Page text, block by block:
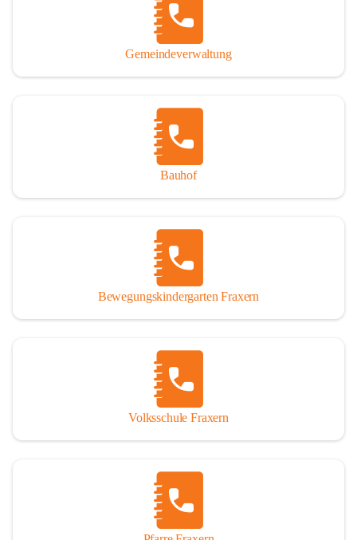
Gemeindeverwaltung
Bauhof
Bewegungskindergarten Fraxern
Volksschule Fraxern